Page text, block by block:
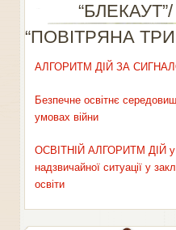
“БЛЕКАУТ”/
“ПОВІТРЯНА
АЛГОРИТМ ДІЙ ЗА
Безпечне освітнє
умовах війни
ОСВІТНІЙ АЛГОРИТМ ДІЙ у
надзвичайної ситуації у
освіти